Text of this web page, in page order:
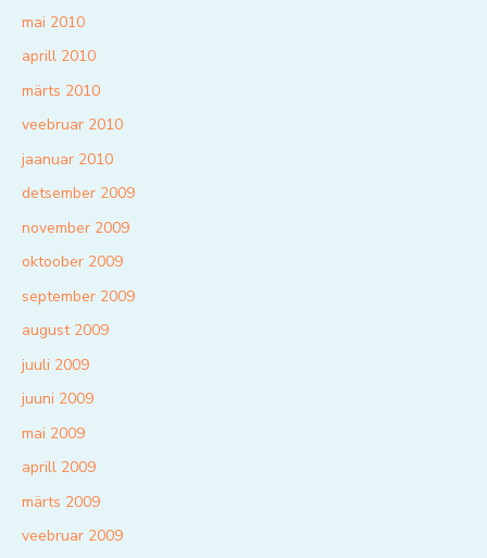
mai 2010
aprill 2010
märts 2010
veebruar 2010
jaanuar 2010
detsember 2009
november 2009
oktoober 2009
september 2009
august 2009
juuli 2009
juuni 2009
mai 2009
aprill 2009
märts 2009
veebruar 2009